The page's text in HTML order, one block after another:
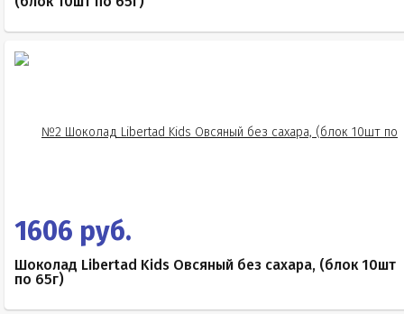
1606 руб.
Шоколад Libertad Kids Овсяный без сахара, (блок 10шт
по 65г)